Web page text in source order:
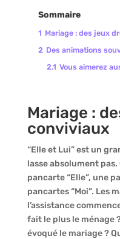
Sommaire
1 Mariage : des jeux
2 Des animations
2.1 Vous aimerez
Mariage :
conviviaux
“Elle et Lui” est un
lasse absolument pas.
pancarte “Elle”, une
pancartes “Moi”. Les
l’assistance
fait le plus le ménage
évoqué le mariage ?